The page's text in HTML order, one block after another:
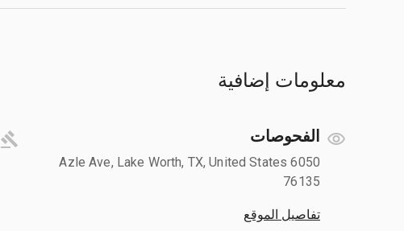
معلومات إضافية
الفحوصات
6050 Azle Ave, Lake Worth, TX, United States
76135
تفاصيل الموقع